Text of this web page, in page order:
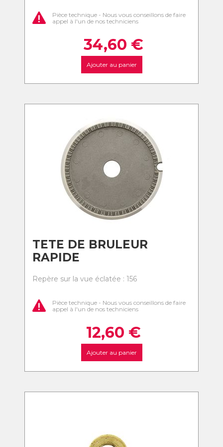
Pièce technique - Nous vous conseillons de faire
appel à l'un de nos techniciens
34,60 €
Ajouter au panier
TETE DE BRULEUR
RAPIDE
Repère sur la vue éclatée : 156
Pièce technique - Nous vous conseillons de faire
appel à l'un de nos techniciens
12,60 €
Ajouter au panier